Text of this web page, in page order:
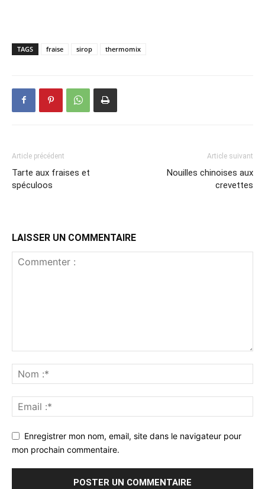
TAGS fraise sirop thermomix
Article précédent
Tarte aux fraises et
spéculoos
Article suivant
Nouilles chinoises aux
crevettes
LAISSER UN COMMENTAIRE
Enregistrer mon nom, email, site dans le navigateur pour
mon prochain commentaire.